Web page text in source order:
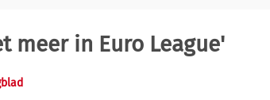
meer in Euro League'